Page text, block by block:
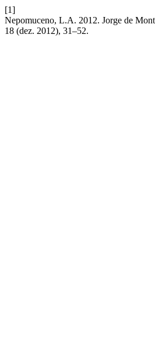
[1]
Nepomuceno, L.A. 2012. Jorge de
18 (dez. 2012), 31–52.